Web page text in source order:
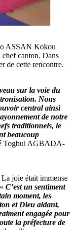
ASSAN Kokou
chef canton. Dans
de cette rencontre.
sur la voie du
Nous
central ainsi
de notre
traditionnels, le
beaucoup
Togbui AGBADA-
joie était immense
C’est un sentiment
moment, les
et Dieu aidant,
engagée pour
la préfecture de